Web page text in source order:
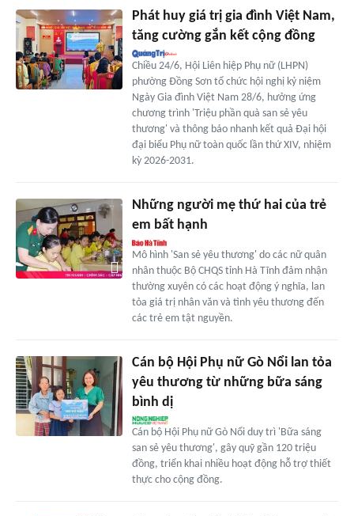
Phát huy giá trị gia đình Việt Nam,
tăng cường gắn kết cộng đồng
Chiều 24/6, Hội Liên hiệp Phụ nữ (LHPN)
phường Đồng Sơn tổ chức hội nghị kỷ niệm
Ngày Gia đình Việt Nam 28/6, hưởng ứng
chương trình 'Triệu phần quà san sẻ yêu
thương' và thông báo nhanh kết quả Đại hội
đại biểu Phụ nữ toàn quốc lần thứ XIV, nhiệm
kỳ 2026-2031.
Những người mẹ thứ hai của trẻ
em bất hạnh
Mô hình 'San sẻ yêu thương' do các nữ quân
nhân thuộc Bộ CHQS tỉnh Hà Tĩnh đảm nhận
thường xuyên có các hoạt động ý nghĩa, lan
tỏa giá trị nhân văn và tình yêu thương đến
các trẻ em tật nguyền.
Cán bộ Hội Phụ nữ Gò Nổi lan tỏa
yêu thương từ những bữa sáng
bình dị
Cán bộ Hội Phụ nữ Gò Nổi duy trì 'Bữa sáng
san sẻ yêu thương', gây quỹ gần 120 triệu
đồng, triển khai nhiều hoạt động hỗ trợ thiết
thực cho cộng đồng.